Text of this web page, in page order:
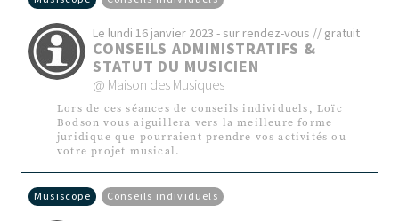
Le lundi 16 janvier 2023 - sur rendez-vous // gratuit
CONSEILS ADMINISTRATIFS &
STATUT DU MUSICIEN
@ Maison des Musiques
Lors de ces séances de conseils individuels, Loïc
Bodson vous aiguillera vers la meilleure forme
juridique que pourraient prendre vos activités ou
votre projet musical.
Musiscope Conseils individuels